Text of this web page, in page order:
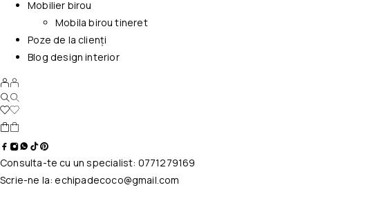
Mobilier birou
Mobila birou tineret
Poze de la clienți
Blog design interior
Consulta-te cu un specialist: 0771279169
Scrie-ne la:echipadecoco@gmail.com